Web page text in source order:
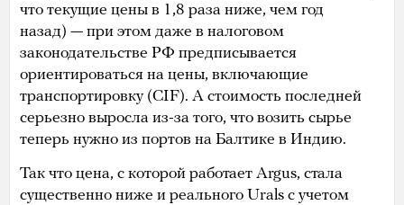
что текущие цены в 1,8 раза ниже, чем год
назад) — при этом даже в налоговом
законодательстве РФ предписывается
ориентироваться на цены, включающие
транспортировку (CIF). А стоимость последней
серьезно выросла из-за того, что возить сырье
теперь нужно из портов на Балтике в Индию.
Так что цена, с которой работает Argus, стала
существенно ниже и реального Urals с учетом